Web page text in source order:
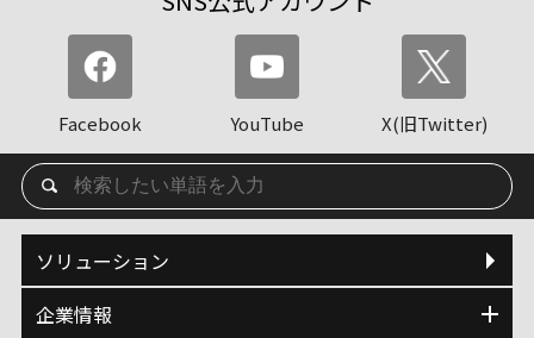
Facebook YouTube X(旧Twitter)
ソリューション
企業情報